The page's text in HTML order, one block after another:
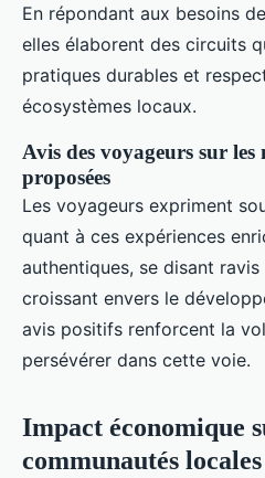
En répondant aux besoins
elles élaborent des circuits
pratiques durables et
écosystèmes locaux.
Avis des voyageurs sur les
proposées
Les voyageurs expriment
quant à ces expériences
authentiques, se disant ravis
croissant envers le
avis positifs renforcent la
persévérer dans cette voie.
Impact économique
communautés locales